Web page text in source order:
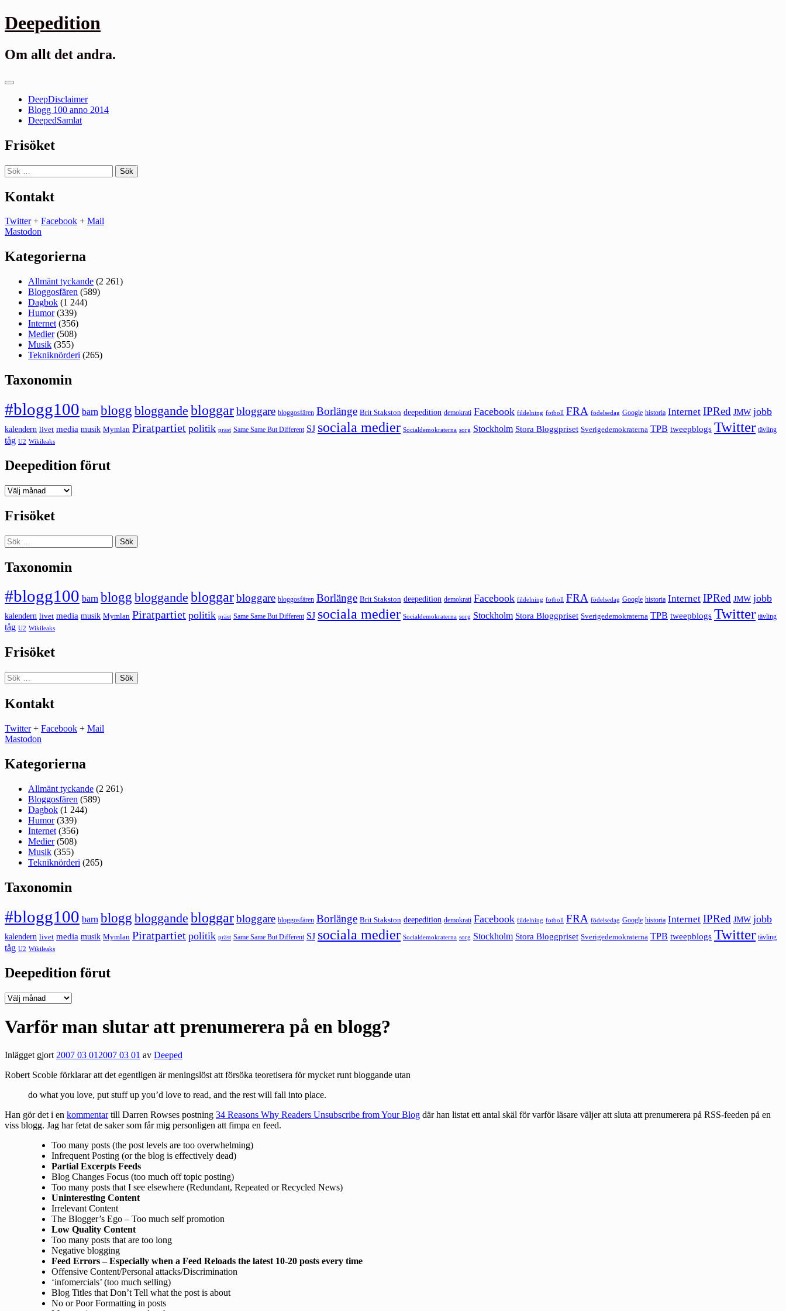
Gå
till
Deepedition
Om allt det andra.
Primär
DeepDisclaimer
Blogg 100 anno 2014
DeepedSamlat
Frisöket
Sök
efter:
Kontakt
Twitter+ Facebook + Mail
Mastodon
Kategorierna
Allmänt tyckande (2 261)
Bloggosfären (589)
Dagbok (1 244)
Humor(339)
Internet (356)
Medier(508)
Musik (355)
Tekniknörderi (265)
Taxonomin
#blogg100 barn blogg bloggande bloggarbloggare bloggosfären Borlänge Brit Stakston deepedition demokrati Facebook fildelning fotboll FRA födelsedag Google historia Internet IPRed JMW jobb
kalendern livet media musik Mymlan Piratpartiet politik präst Same Same But Different SJ sociala medier Socialdemokraterna sorg Stockholm Stora Bloggpriset Sverigedemokraterna TPB tweepblogs Twitter tävling
tåg U2 Wikileaks
Deepedition förut
Deepedition
Frisöket
Sök
efter:
Taxonomin
#blogg100 barn blogg bloggande bloggarbloggare bloggosfären Borlänge Brit Stakston deepedition demokrati Facebook fildelning fotboll FRA födelsedag Google historia Internet IPRed JMW jobb
kalendern livet media musik Mymlan Piratpartiet politik präst Same Same But Different SJ sociala medier Socialdemokraterna sorg Stockholm Stora Bloggpriset Sverigedemokraterna TPB tweepblogs Twitter tävling
tåg U2 Wikileaks
Frisöket
Sök
efter:
Kontakt
Twitter+ Facebook + Mail
Mastodon
Kategorierna
Allmänt tyckande (2 261)
Bloggosfären (589)
Dagbok (1 244)
Humor(339)
Internet (356)
Medier(508)
Musik (355)
Tekniknörderi (265)
Taxonomin
#blogg100 barn blogg bloggande bloggarbloggare bloggosfären Borlänge Brit Stakston deepedition demokrati Facebook fildelning fotboll FRA födelsedag Google historia Internet IPRed JMW jobb
kalendern livet media musik Mymlan Piratpartiet politik präst Same Same But Different SJ sociala medier Socialdemokraterna sorg Stockholm Stora Bloggpriset Sverigedemokraterna TPB tweepblogs Twitter tävling
tåg U2 Wikileaks
Deepedition förut
Deepedition
Varför man slutar att prenumerera på en blogg?
Inlägget gjort2007 03 012007 03 01 av Deeped
Robert Scoble förklarar att det egentligen är meningslöst att försöka teoretisera för mycket runt bloggande utan
do what you love, put stuff up you’d love to read, and the rest will fall into place.
Han gör det i en kommentartill Darren Rowses postning 34 Reasons Why Readers Unsubscribe from Your Blog där han listat ett antal skäl för varför läsare väljer att sluta att prenumerera på RSS-feeden på en
viss blogg. Jag har fetat de saker som får mig personligen att fimpa en feed.
Too many posts (the post levels are too overwhelming)
Infrequent Posting (or the blog is effectively dead)
Partial Excerpts Feeds
Blog Changes Focus (too much off topic posting)
Too many posts that I see elsewhere (Redundant, Repeated or Recycled News)
Uninteresting Content
Irrelevant Content
The Blogger’s Ego – Too much self promotion
Low Quality Content
Too many posts that are too long
Negative blogging
Feed Errors – Especially when a Feed Reloads the latest 10-20 posts every time
Offensive Content/Personal attacks/Discrimination
‘infomercials’ (too much selling)
Blog Titles that Don’t Tell what the post is about
No or Poor Formatting in posts